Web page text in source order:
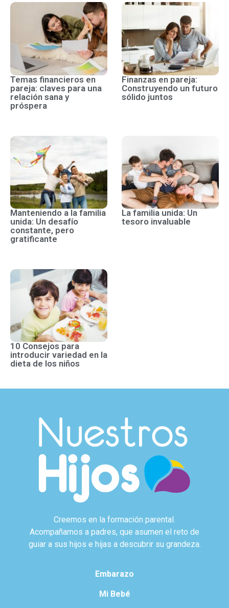
Temas financieros en
pareja: claves para una
relación sana y
próspera
Finanzas en pareja:
Construyendo un futuro
sólido juntos
Manteniendo a la familia
unida: Un desafío
constante, pero
gratificante
La familia unida: Un
tesoro invaluable
10 Consejos para
introducir variedad en la
dieta de los niños
Creemos en la formación parental.
Acompañamos a padres, que asumen el reto de
guiar a sus hijos e hijas a descubrir su grandeza.
Embarazo
Mi Bebé